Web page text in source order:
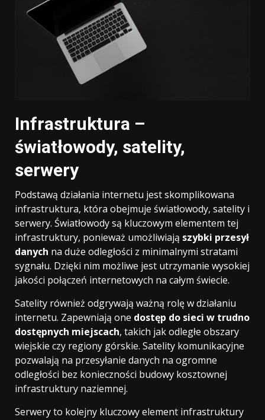
Infrastruktura –
światłowody, satelity,
serwery
Podstawą działania internetu jest skomplikowana
infrastruktura, która obejmuje światłowody, satelity i
serwery. Światłowody są kluczowym elementem tej
infrastruktury, ponieważ umożliwiają szybki przesył
danych na duże odległości z minimalnymi stratami
sygnału. Dzięki nim możliwe jest utrzymanie wysokiej
jakości połączeń internetowych na całym świecie.
Satelity również odgrywają ważną rolę w działaniu
internetu. Zapewniają one dostęp do sieci w trudno
dostępnych miejscach, takich jak odległe obszary
wiejskie czy regiony górskie. Satelity komunikacyjne
pozwalają na przesyłanie danych na ogromne
odległości bez konieczności budowy kosztownej
infrastruktury naziemnej.
Serwery to kolejny kluczowy element infrastruktury